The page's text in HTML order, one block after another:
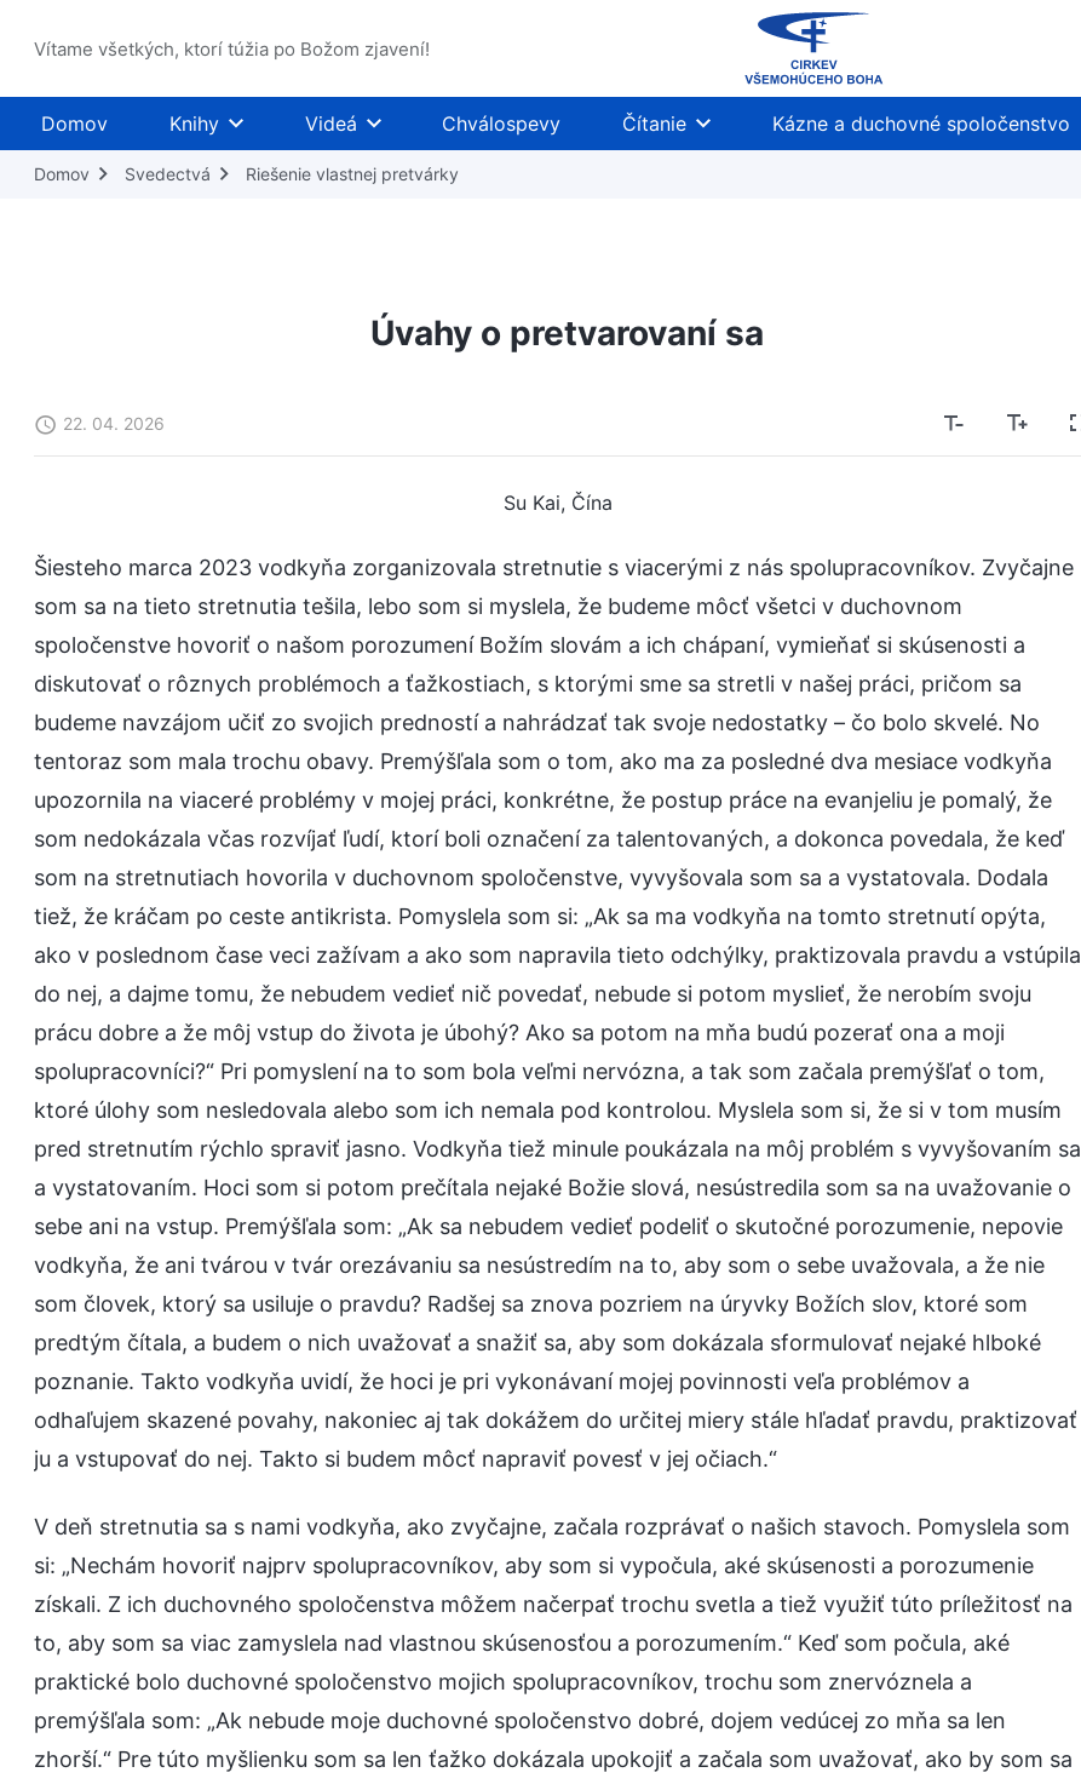
Vítame všetkých, ktorí túžia po Božom zjavení!
Domov Knihy Videá Chválospevy Čítanie Kázne a duchovné spoločenstvo
Domov Svedectvá Riešenie vlastnej pretvárky
Úvahy o pretvarovaní sa
22. 04. 2026
Su Kai, Čína
Šiesteho marca 2023 vodkyňa zorganizovala stretnutie s viacerými z nás spolupracovníkov. Zvyčajne
som sa na tieto stretnutia tešila, lebo som si myslela, že budeme môcť všetci v duchovnom
spoločenstve hovoriť o našom porozumení Božím slovám a ich chápaní, vymieňať si skúsenosti a
diskutovať o rôznych problémoch a ťažkostiach, s ktorými sme sa stretli v našej práci, pričom sa
budeme navzájom učiť zo svojich predností a nahrádzať tak svoje nedostatky – čo bolo skvelé. No
tentoraz som mala trochu obavy. Premýšľala som o tom, ako ma za posledné dva mesiace vodkyňa
upozornila na viaceré problémy v mojej práci, konkrétne, že postup práce na evanjeliu je pomalý, že
som nedokázala včas rozvíjať ľudí, ktorí boli označení za talentovaných, a dokonca povedala, že keď
som na stretnutiach hovorila v duchovnom spoločenstve, vyvyšovala som sa a vystatovala. Dodala
tiež, že kráčam po ceste antikrista. Pomyslela som si: „Ak sa ma vodkyňa na tomto stretnutí opýta,
ako v poslednom čase veci zažívam a ako som napravila tieto odchýlky, praktizovala pravdu a vstúpila
do nej, a dajme tomu, že nebudem vedieť nič povedať, nebude si potom myslieť, že nerobím svoju
prácu dobre a že môj vstup do života je úbohý? Ako sa potom na mňa budú pozerať ona a moji
spolupracovníci?“ Pri pomyslení na to som bola veľmi nervózna, a tak som začala premýšľať o tom,
ktoré úlohy som nesledovala alebo som ich nemala pod kontrolou. Myslela som si, že si v tom musím
pred stretnutím rýchlo spraviť jasno. Vodkyňa tiež minule poukázala na môj problém s vyvyšovaním sa
a vystatovaním. Hoci som si potom prečítala nejaké Božie slová, nesústredila som sa na uvažovanie o
sebe ani na vstup. Premýšľala som: „Ak sa nebudem vedieť podeliť o skutočné porozumenie, nepovie
vodkyňa, že ani tvárou v tvár orezávaniu sa nesústredím na to, aby som o sebe uvažovala, a že nie
som človek, ktorý sa usiluje o pravdu? Radšej sa znova pozriem na úryvky Božích slov, ktoré som
predtým čítala, a budem o nich uvažovať a snažiť sa, aby som dokázala sformulovať nejaké hlboké
poznanie. Takto vodkyňa uvidí, že hoci je pri vykonávaní mojej povinnosti veľa problémov a
odhaľujem skazené povahy, nakoniec aj tak dokážem do určitej miery stále hľadať pravdu, praktizovať
ju a vstupovať do nej. Takto si budem môcť napraviť povesť v jej očiach.“
V deň stretnutia sa s nami vodkyňa, ako zvyčajne, začala rozprávať o našich stavoch. Pomyslela som
si: „Nechám hovoriť najprv spolupracovníkov, aby som si vypočula, aké skúsenosti a porozumenie
získali. Z ich duchovného spoločenstva môžem načerpať trochu svetla a tiež využiť túto príležitosť na
to, aby som sa viac zamyslela nad vlastnou skúsenosťou a porozumením.“ Keď som počula, aké
praktické bolo duchovné spoločenstvo mojich spolupracovníkov, trochu som znervóznela a
premýšľala som: „Ak nebude moje duchovné spoločenstvo dobré, dojem vedúcej zo mňa sa len
zhorší.“ Pre túto myšlienku som sa len ťažko dokázala upokojiť a začala som uvažovať, ako by som sa